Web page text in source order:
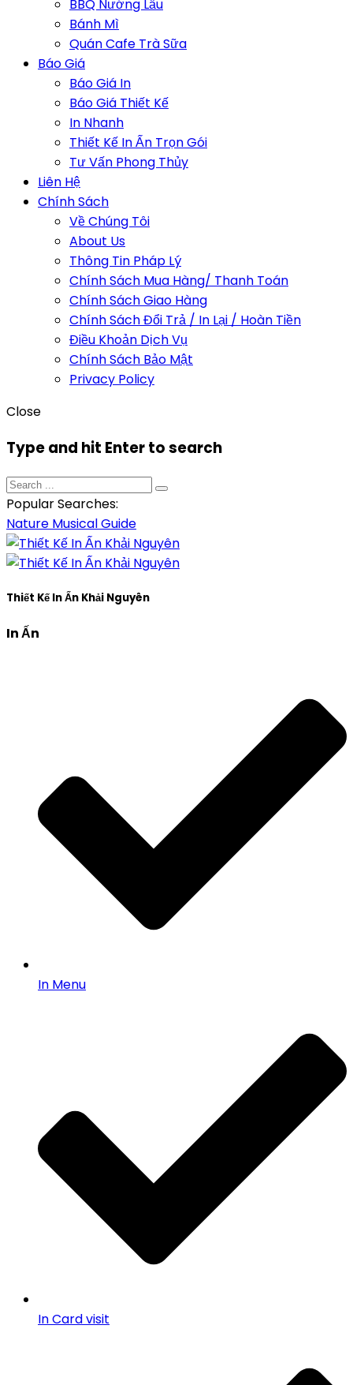
BBQ Nướng Lẩu
Bánh Mì
Quán Cafe Trà Sữa
Báo Giá
Báo Giá In
Báo Giá Thiết Kế
In Nhanh
Thiết Kế In Ấn Trọn Gói
Tư Vấn Phong Thủy
Liên Hệ
Chính Sách
Về Chúng Tôi
About Us
Thông Tin Pháp Lý
Chính Sách Mua Hàng/ Thanh Toán
Chính Sách Giao Hàng
Chính Sách Đổi Trả / In Lại / Hoàn Tiền
Điều Khoản Dịch Vụ
Chính Sách Bảo Mật
Privacy Policy
Close
Type and hit Enter to search
Popular Searches:
Nature MusicalGuide
Thiết Kế In Ấn Khải Nguyên
In Ấn
In Menu
In Card visit